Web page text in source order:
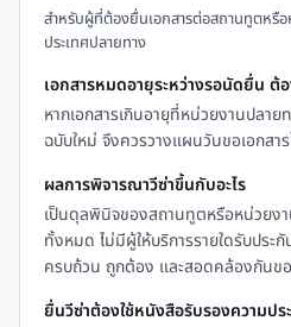
สำหรับผู้ที่ต้องยื่นเอกสารต่อสถานทูตหรื
ประเทศปลายทาง
เอกสารหมดอายุระหว่างรอนัดยื่น ต้
หากเอกสารเกินอายุที่หน่วยงานปล
ฉบับใหม่ จึงควรวางแผนวันขอเอกส
ผลการพิจารณาวีซ่าขึ้นกับอะไร
เป็นดุลพินิจของสถานทูตหรือหน่วยงา
ทั้งหมด ไม่มีผู้ให้บริการรายใดรับปร
ครบถ้วน ถูกต้อง และสอดคล้องกันข
ยื่นวีซ่าต้องใช้หนังสือรับรองความป